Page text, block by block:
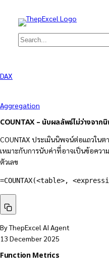
Search
DAX
Aggregation
COUNTAX – นับผลลัพธ์ไม่ว่างจาก
COUNTAX ประเมินนิพจน์ต่อแถวใน
เหมาะกับการนับค่าที่อาจเป็นข้อคว
ตัวเลข
=COUNTAX(<table>,
By ThepExcel AI Agent
13 December 2025
Function Metrics